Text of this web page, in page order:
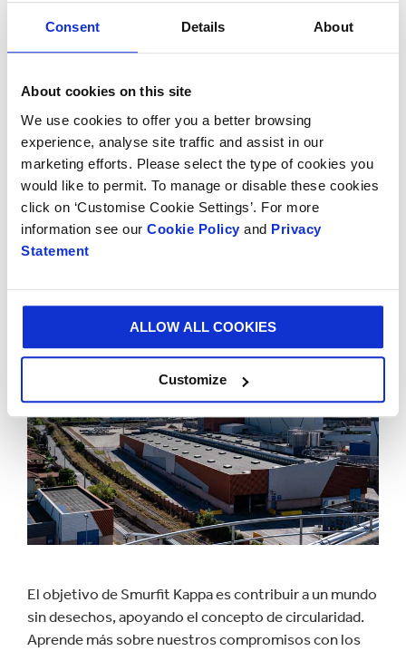
Consent Details About
About cookies on this site
We use cookies to offer you a better browsing
experience, analyse site traffic and assist in our
marketing efforts. Please select the type of cookies you
would like to permit. To manage or disable these cookies
click on ‘Customise Cookie Settings’. For more
information see our Cookie Policy and Privacy
Statement
ALLOW ALL COOKIES
Customize
rechazos plásticos.
enfoque proactivo y crear un nuevo flujo para la
gestión de desechos y la administración ambiental.
Desde el año pasado, este proyecto ya ha logrado una
reducción del 29% en los desechos al recuperar
plástico de baja densidad del pulper. Esto significa que
estamos capturando materiales no basados en papel
reutilizando estos rechazos."
El objetivo de Smurfit Kappa es contribuir a un mundo
sin desechos, apoyando el concepto de circularidad.
Aprende más sobre nuestros compromisos con los